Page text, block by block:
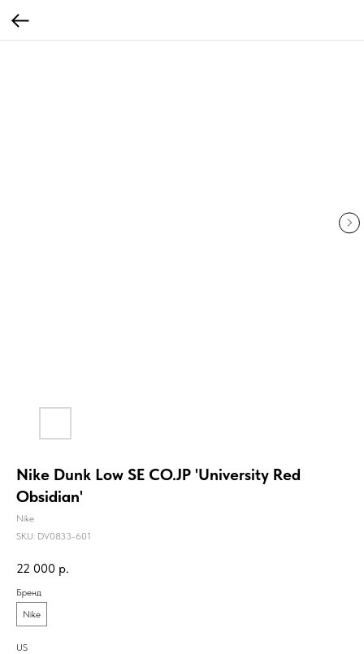
Nike Dunk Low SE CO.JP 'University Red
Obsidian'
Nike
SKU: DV0833-601
22 000 р.
Бренд
Nike
US